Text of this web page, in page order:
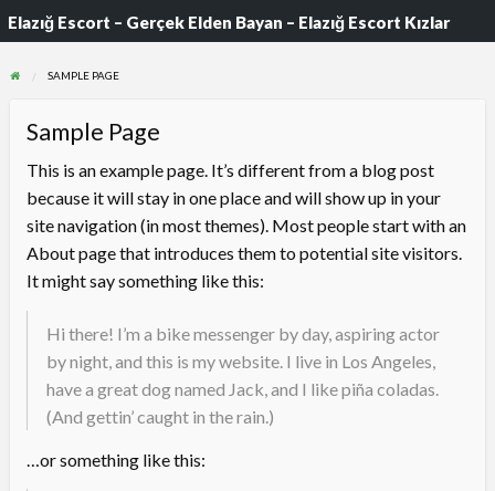
Elazığ Escort – Gerçek Elden Bayan – Elazığ Escort Kızlar
SAMPLE PAGE
Sample Page
This is an example page. It’s different from a blog post
because it will stay in one place and will show up in your
site navigation (in most themes). Most people start with an
About page that introduces them to potential site visitors.
It might say something like this:
Hi there! I’m a bike messenger by day, aspiring actor
by night, and this is my website. I live in Los Angeles,
have a great dog named Jack, and I like piña coladas.
(And gettin’ caught in the rain.)
…or something like this: